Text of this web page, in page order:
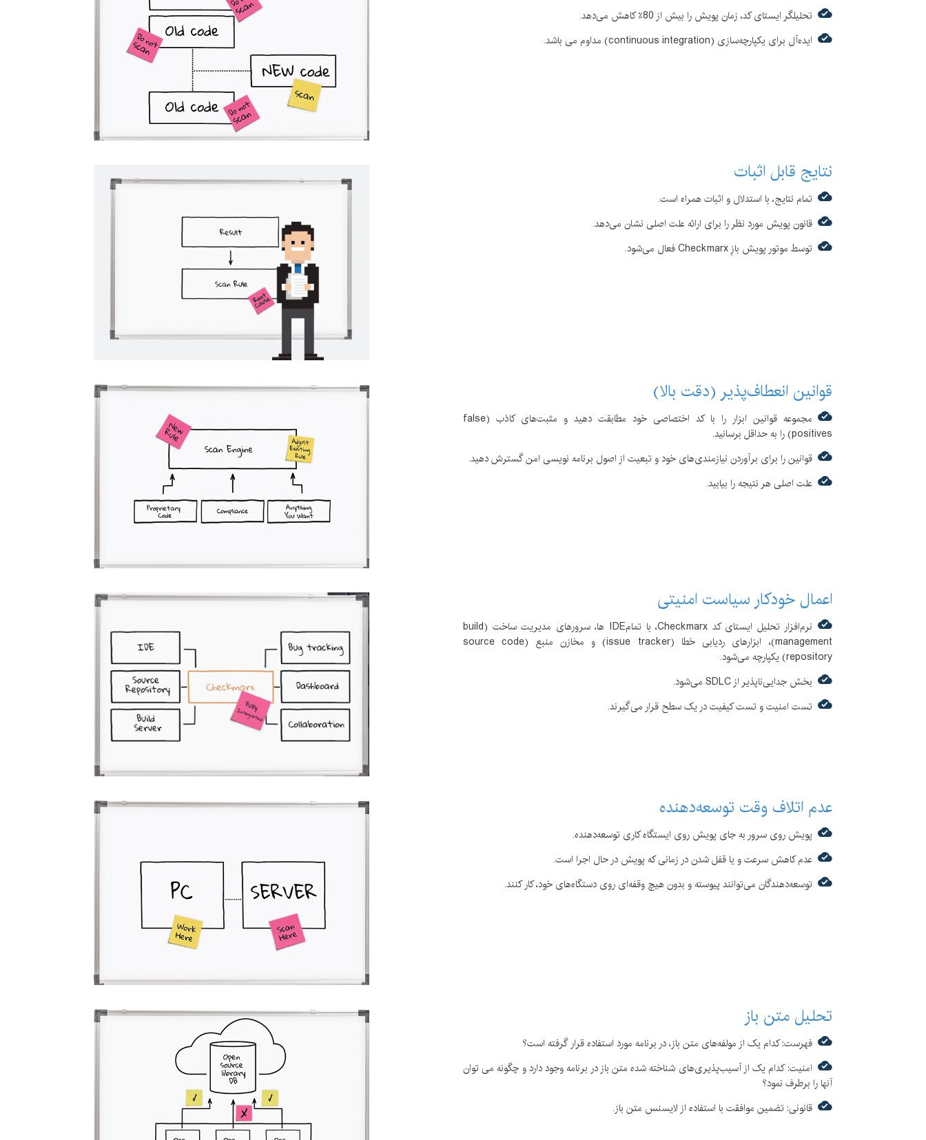
تحلیلگر ایستای کد، زمان پویش را بیش از 80٪ کاهش می‌دهد.
ایده‌آل برای یکپارچه‌سازی (continuous integration) مداوم می باشد.
نتایج قابل اثبات
تمام نتایج، با استدلال و اثبات همراه است.
قانون پویش مورد نظر را برای ارائه علت اصلی نشان می‌دهد.
توسط موتور پویش بازِ Checkmarx فعال می‌شود.
قوانین انعطاف‌پذیر (دقت بالا)
مجموعه قوانین ابزار را با کد اختصاصی خود مطابقت دهید و مثبت‌های کاذب (false
positives) را به حداقل برسانید.
قوانین را برای برآوردن نیازمندی‌های خود و تبعیت از اصول برنامه نویسی امن گسترش دهید.
علت اصلی هر نتیجه را بیابید.
اعمال خودکار سیاست امنیتی
نرم‌افزار تحلیل ایستای کد Checkmarx، با تمامIDE ها، سرورهای مدیریت ساخت (build
management)، ابزارهای ردیابی خطا (issue tracker) و مخازن منبع (source code
repository) یکپارچه می‌شود.
بخش جدایی‌ناپذیر از SDLC می‌شود.
تست امنیت و تست کیفیت در یک سطح قرار می‌گیرند.
عدم اتلاف وقت توسعه‌دهنده
پویش روی سرور به جای پویش روی ایستگاه کاری توسعه‌دهنده.
عدم کاهش سرعت و یا قفل شدن در زمانی که پویش در حال اجرا است.
توسعه‌دهندگان می‌توانند پیوسته و بدون هیچ وقفه‌ای روی دستگاه‌های خود، کار کنند.
تحلیل متن باز
فهرست: کدام یک از مولفه‌های متن باز، در برنامه مورد استفاده قرار گرفته است؟
امنیت: کدام یک از آسیب‌پذیری‌های شناخته شده متن باز در برنامه وجود دارد و چگونه می توان
آنها را برطرف نمود؟
قانونی: تضمین موافقت با استفاده از لایسنس متن باز.